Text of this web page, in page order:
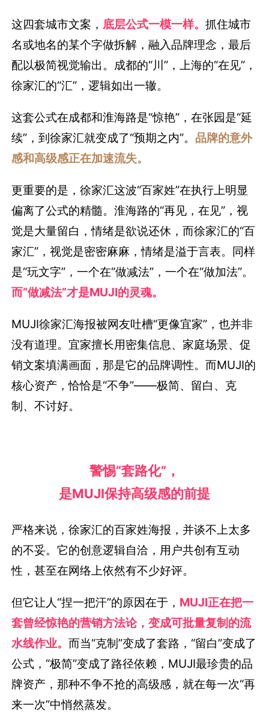
这四套城市文案， 底层公式一模一样。抓住城市
名或地名的某个字做拆解，融入品牌理念，最后
配以极简视觉输出。成都的“川”，上海的“在见”，
徐家汇的“汇”，逻辑如出一辙。
这套公式在成都和淮海路是“惊艳”，在张园是“延
续”，到徐家汇就变成了“预期之内”。 品牌的意外
感和高级感正在加速流失。
更重要的是，徐家汇这波“百家姓”在执行上明显
偏离了公式的精髓。淮海路的“再见，在见”，视
觉是大量留白，情绪是欲说还休，而徐家汇的“百
家汇”，视觉是密密麻麻，情绪是溢于言表。同样
是“玩文字”，一个在“做减法”，一个在“做加法”。
而“做减法”才是MUJI的灵魂。
MUJI徐家汇海报被网友吐槽“更像宜家”，也并非
没有道理。宜家擅长用密集信息、家庭场景、促
销文案填满画面，那是它的品牌调性。而MUJI的
核心资产，恰恰是“不争”——极简、留白、克
制、不讨好。
警惕“套路化”，
是MUJI保持高级感的前提
严格来说，徐家汇的百家姓海报，并谈不上太多
的不妥。它的创意逻辑自洽，用户共创有互动
性，甚至在网络上依然有不少好评。
但它让人“捏一把汗”的原因在于， MUJI正在把一
套曾经惊艳的营销方法论，变成可批量复制的流
水线作业。而当“克制”变成了套路，“留白”变成了
公式，“极简”变成了路径依赖，MUJI最珍贵的品
牌资产，那种不争不抢的高级感，就在每一次“再
来一次”中悄然蒸发。